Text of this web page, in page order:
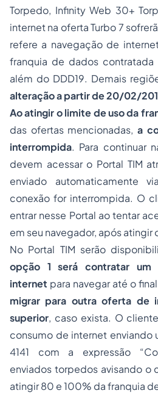
Torpedo, Infinity Web 30+
internet na oferta Turbo 7
refere a navegação de
franquia de dados contratada
além do DDD19. Demais
alteração a partir de 20/02/
Ao atingir o limite de uso da
das ofertas mencionadas,a
interrompida. Para continuar
devem acessar o Portal TIM
enviado automaticamente
conexão for interrompida. O
entrar nesse Portal ao tentar
em seu navegador, após atingir
No Portal TIM serão
opção 1 será contratar um
internet para navegar até o
migrar para outra oferta de
superior, caso exista. O
consumo de internet enviando
4141 com a expressão
enviados torpedos avisando o
atingir 80 e 100% da franquia